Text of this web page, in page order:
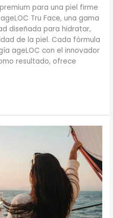
para una piel firme
Tru Face, una gama
diseñada para hidratar,
de la piel. Cada fórmula
ageLOC con el innovador
resultado, ofrece